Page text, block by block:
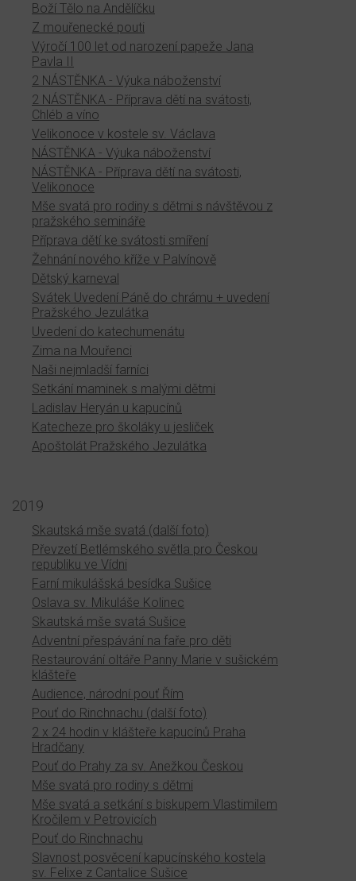
Boží Tělo na Andělíčku
Z mouřenecké pouti
Výročí 100 let od narození papeže Jana
Pavla II
2 NÁSTĚNKA - Výuka náboženství
2 NÁSTĚNKA - Příprava dětí na svátosti,
Chléb a víno
Velikonoce v kostele sv. Václava
NÁSTĚNKA - Výuka náboženství
NÁSTĚNKA - Příprava dětí na svátosti,
Velikonoce
Mše svatá pro rodiny s dětmi s návštěvou z
pražského semináře
Příprava dětí ke svátosti smíření
Žehnání nového kříže v Palvínově
Dětský karneval
Svátek Uvedení Páně do chrámu + uvedení
Pražského Jezulátka
Uvedení do katechumenátu
Zima na Mouřenci
Naši nejmladší farníci
Setkání maminek s malými dětmi
Ladislav Heryán u kapucínů
Katecheze pro školáky u jesliček
Apoštolát Pražského Jezulátka
2019
Skautská mše svatá (další foto)
Převzetí Betlémského světla pro Českou
republiku ve Vídni
Farní mikulášská besídka Sušice
Oslava sv. Mikuláše Kolinec
Skautská mše svatá Sušice
Adventní přespávání na faře pro děti
Restaurování oltáře Panny Marie v sušickém
klášteře
Audience, národní pouť Řím
Pouť do Rinchnachu (další foto)
2 x 24 hodin v klášteře kapucínů Praha
Hradčany
Pouť do Prahy za sv. Anežkou Českou
Mše svatá pro rodiny s dětmi
Mše svatá a setkání s biskupem Vlastimilem
Kročilem v Petrovicích
Pouť do Rinchnachu
Slavnost posvěcení kapucínského kostela
sv. Felixe z Cantalice Sušice